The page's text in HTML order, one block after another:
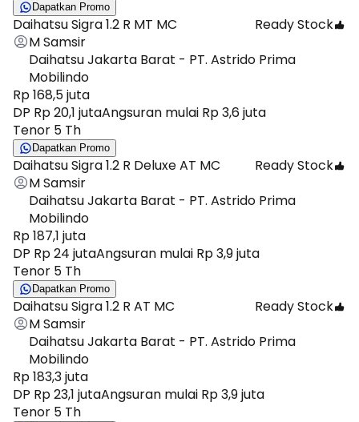
Dapatkan Promo
Daihatsu Sigra 1.2 R MT MC
Ready Stock
M Samsir
Daihatsu Jakarta Barat - PT. Astrido Prima
Mobilindo
Rp 168,5 juta
DP Rp 20,1 jutaAngsuran mulai Rp 3,6 juta
Tenor 5 Th
Dapatkan Promo
Daihatsu Sigra 1.2 R Deluxe AT MC
Ready Stock
M Samsir
Daihatsu Jakarta Barat - PT. Astrido Prima
Mobilindo
Rp 187,1 juta
DP Rp 24 jutaAngsuran mulai Rp 3,9 juta
Tenor 5 Th
Dapatkan Promo
Daihatsu Sigra 1.2 R AT MC
Ready Stock
M Samsir
Daihatsu Jakarta Barat - PT. Astrido Prima
Mobilindo
Rp 183,3 juta
DP Rp 23,1 jutaAngsuran mulai Rp 3,9 juta
Tenor 5 Th